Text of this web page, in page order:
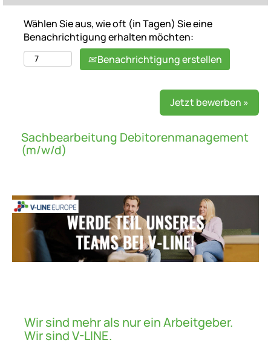
Wählen Sie aus, wie oft (in Tagen) Sie eine
Benachrichtigung erhalten möchten:
Benachrichtigung erstellen
Jetzt bewerben »
Sachbearbeitung Debitorenmanagement
(m/w/d)
Wir sind mehr als nur ein Arbeitgeber.
Wir sind V-LINE.